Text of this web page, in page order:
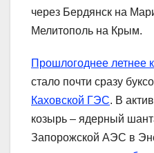
через Бердянск на
Мелитополь на Крым.
Прошлогоднее летнее
стало почти сразу
Каховской ГЭС. В
козырь – ядерный
Запорожской АЭС в